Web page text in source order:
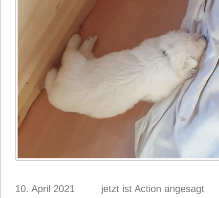
10. April 2021 jetzt ist Action angesagt